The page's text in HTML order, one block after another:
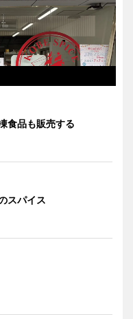
食品も販売する
スパイス